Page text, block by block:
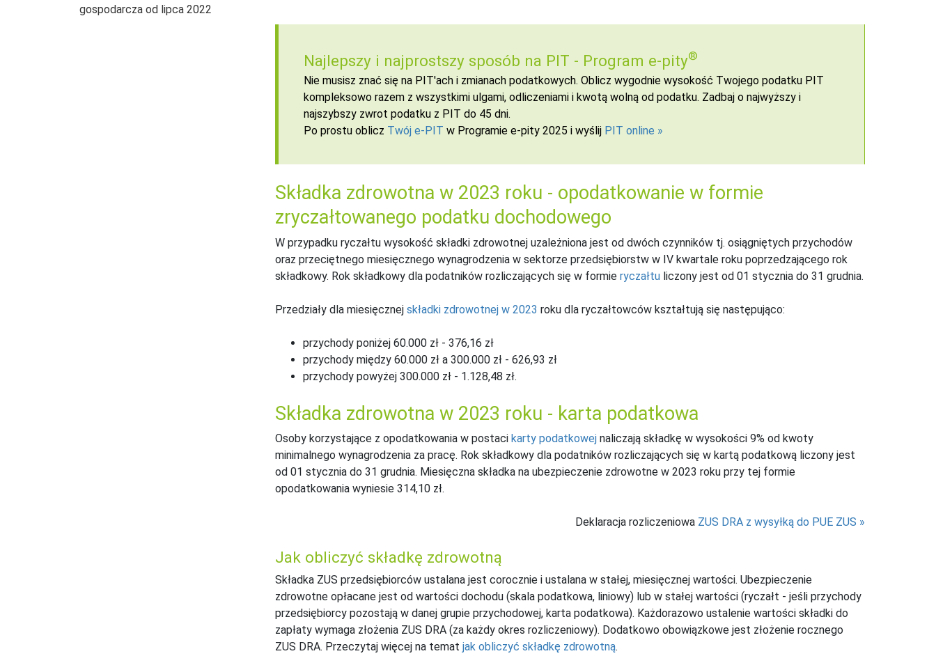
gospodarcza od lipca 2022
Najlepszy i najprostszy sposób na PIT - Program e-pity®
Nie musisz znać się na PIT'ach i zmianach podatkowych. Oblicz wygodnie wysokość Twojego podatku PIT
kompleksowo razem z wszystkimi ulgami, odliczeniami i kwotą wolną od podatku. Zadbaj o najwyższy i
najszybszy zwrot podatku z PIT do 45 dni.
Po prostu oblicz Twój e-PIT w Programie e-pity 2025 i wyślij PIT online
Składka zdrowotna w 2023 roku - opodatkowanie w formie
zryczałtowanego podatku dochodowego
W przypadku ryczałtu wysokość składki zdrowotnej uzależniona jest od dwóch czynników tj. osiągniętych przychodów
oraz przeciętnego miesięcznego wynagrodzenia w sektorze przedsiębiorstw w IV kwartale roku poprzedzającego rok
składkowy. Rok składkowy dla podatników rozliczających się w formie ryczałtuliczony jest od 01 stycznia do 31 grudnia.
Przedziały dla miesięcznej składki zdrowotnej w 2023 roku dla ryczałtowców kształtują się następująco:
przychody poniżej 60.000 zł - 376,16 zł
przychody między 60.000 zł a 300.000 zł - 626,93 zł
przychody powyżej 300.000 zł - 1.128,48 zł.
Składka zdrowotna w 2023 roku - karta podatkowa
Osoby korzystające z opodatkowania w postaci karty podatkowejnaliczają składkę w wysokości 9% od kwoty
minimalnego wynagrodzenia za pracę. Rok składkowy dla podatników rozliczających się w kartą podatkową liczony jest
od 01 stycznia do 31 grudnia. Miesięczna składka na ubezpieczenie zdrowotne w 2023 roku przy tej formie
opodatkowania wyniesie 314,10 zł.
Deklaracja rozliczeniowa ZUS DRA z wysyłką do PUE ZUS
Jak obliczyć składkę zdrowotną
Składka ZUS przedsiębiorców ustalana jest corocznie i ustalana w stałej, miesięcznej wartości. Ubezpieczenie
zdrowotne opłacane jest od wartości dochodu (skala podatkowa, liniowy) lub w stałej wartości (ryczałt - jeśli przychody
przedsiębiorcy pozostają w danej grupie przychodowej, karta podatkowa). Każdorazowo ustalenie wartości składki do
zapłaty wymaga złożenia ZUS DRA (za każdy okres rozliczeniowy). Dodatkowo obowiązkowe jest złożenie rocznego
ZUS DRA. Przeczytaj więcej na temat jak obliczyć składkę zdrowotną.